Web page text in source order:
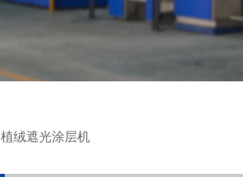
植绒遮光涂层机